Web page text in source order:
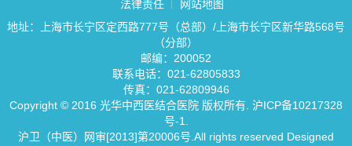
法律责任
网站地图
地址：上海市长宁区定西路777号（总部）/上海市长宁区新华路568号
（分部）
邮编：200052
联系电话：021-62805833
传真：021-62809946
Copyright © 2016 光华中西医结合医院 版权所有. 沪ICP备10217328
号-1.
沪卫（中医）网审[2013]第20006号.All rights reserved Designed